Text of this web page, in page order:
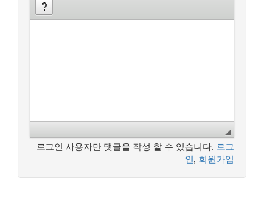
로그인 사용자만 댓글을 작성 할 수 있습니다. 로그
인 , 회원가입